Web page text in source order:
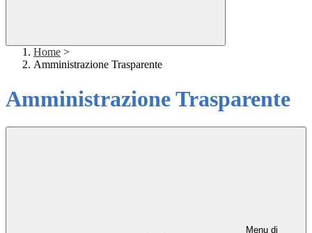
Home >
Amministrazione Trasparente
Amministrazione Trasparente
Menu di